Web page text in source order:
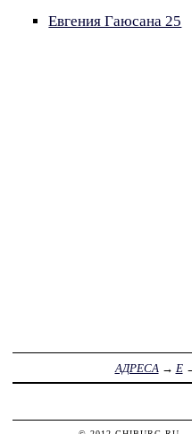
Евгения Гаюсана 25
АДРЕСА → Е